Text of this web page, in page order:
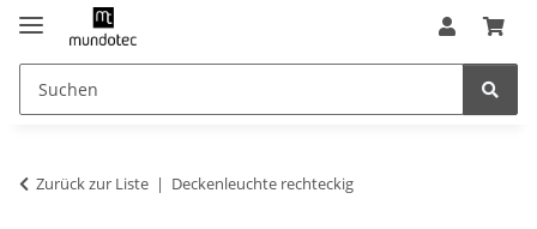
Zurück zur Liste Deckenleuchte rechteckig